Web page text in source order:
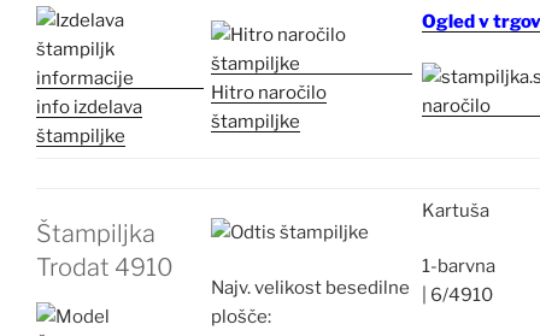
info izdelava
štampiljke
Hitro naročilo
štampiljke
Ogled v
Štampiljka
Trodat 4910
Najv.velikost besedilne
plošče:
Kartuša
1-barvna
6/4910